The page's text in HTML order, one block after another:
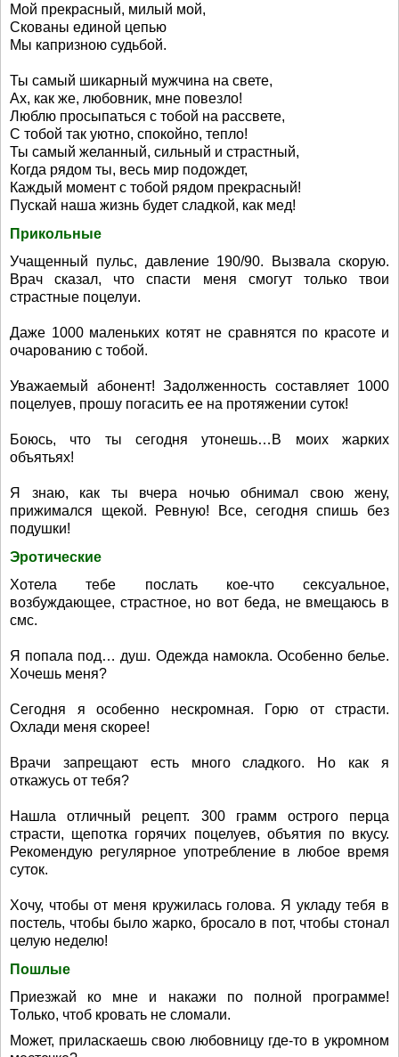
Мой прекрасный, милый мой,
Скованы единой цепью
Мы капризною судьбой.
Ты самый шикарный мужчина на свете,
Ах, как же, любовник, мне повезло!
Люблю просыпаться с тобой на рассвете,
С тобой так уютно, спокойно, тепло!
Ты самый желанный, сильный и страстный,
Когда рядом ты, весь мир подождет,
Каждый момент с тобой рядом прекрасный!
Пускай наша жизнь будет сладкой, как мед!
Прикольные
Учащенный пульс, давление 190/90. Вызвала скорую.
Врач сказал, что спасти меня смогут только твои
страстные поцелуи.
Даже 1000 маленьких котят не сравнятся по красоте и
очарованию с тобой.
Уважаемый абонент! Задолженность составляет 1000
поцелуев, прошу погасить ее на протяжении суток!
Боюсь, что ты сегодня утонешь…В моих жарких
объятьях!
Я знаю, как ты вчера ночью обнимал свою жену,
прижимался щекой. Ревную! Все, сегодня спишь без
подушки!
Эротические
Хотела тебе послать кое-что сексуальное,
возбуждающее, страстное, но вот беда, не вмещаюсь в
смс.
Я попала под… душ. Одежда намокла. Особенно белье.
Хочешь меня?
Сегодня я особенно нескромная. Горю от страсти.
Охлади меня скорее!
Врачи запрещают есть много сладкого. Но как я
откажусь от тебя?
Нашла отличный рецепт. 300 грамм острого перца
страсти, щепотка горячих поцелуев, объятия по вкусу.
Рекомендую регулярное употребление в любое время
суток.
Хочу, чтобы от меня кружилась голова. Я укладу тебя в
постель, чтобы было жарко, бросало в пот, чтобы стонал
целую неделю!
Пошлые
Приезжай ко мне и накажи по полной программе!
Только, чтоб кровать не сломали.
Может, приласкаешь свою любовницу где-то в укромном